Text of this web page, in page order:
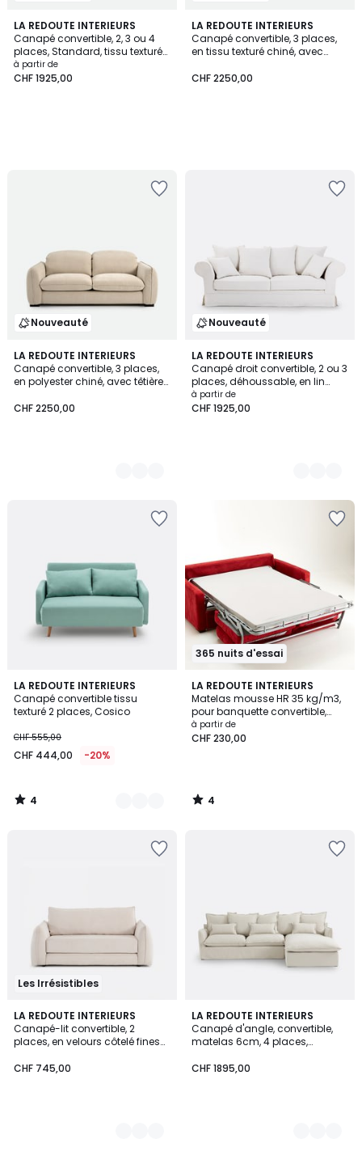
LA REDOUTE INTERIEURS
Canapé convertible, 2, 3 ou 4
places, Standard, tissu texturé
moucheté, MARTA
à partir de
CHF 1925,00
LA REDOUTE INTERIEURS
Canapé convertible, 3 places,
en tissu texturé chiné, avec
CHF 2250,00
Nouveauté
LA REDOUTE INTERIEURS
Canapé convertible, 3 places,
en polyester chiné, avec têtières,
CHF 2250,00
5
Couleurs
Nouveauté
LA REDOUTE INTERIEURS
Canapé droit convertible, 2 ou 3
places, déhoussable, en lin
épais, ADELIA
à partir de
CHF 1925,00
2
Couleurs
LA REDOUTE INTERIEURS
Canapé convertible tissu
texturé 2 places, Cosico
CHF 555,00
CHF 444,00 -20%
4
/
5
2
Couleurs
4
/
365 nuits d'essai
LA REDOUTE INTERIEURS
Matelas mousse HR 35 kg/m3,
pour banquette convertible,
hauteur 7 cm
à partir de
CHF 230,00
4
/
5
4
/
Les Irrésistibles
LA REDOUTE INTERIEURS
Canapé-lit convertible, 2
places, en velours côtelé fines
CHF 745,00
6
Couleurs
LA REDOUTE INTERIEURS
Canapé d'angle, convertible,
matelas 6cm, 4 places,
CHF 1895,00
4
Couleurs